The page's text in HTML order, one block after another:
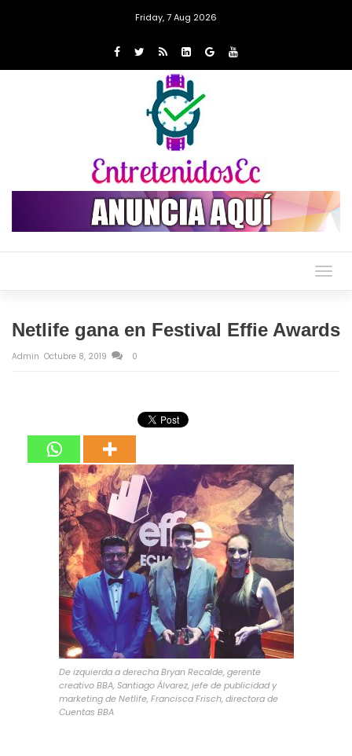
Friday, 7 Aug 2026
Netlife gana en Festival Effie Awards
Admin Octubre 8, 2019 0
De izquierda a derecha Bryan Recalde, gerente
creativo BBA, Santiago Álvarez, jefe de publicidad y
marketing de Netlife, Francisca Frisch, directora de
Cuentas BBA